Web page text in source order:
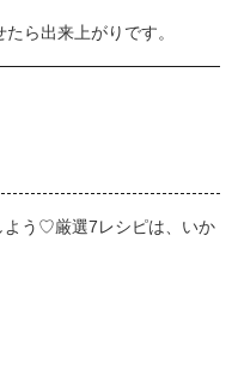
ら出来上がりです。
よう♡厳選7レシピは、いか